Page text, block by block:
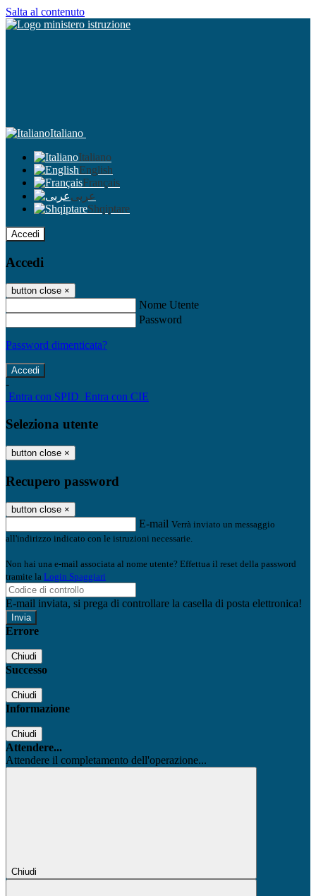
Salta al contenuto
Italiano
Italiano
English
Français
عربى
Shqiptare
Accedi
Accedi
button close ×
Nome Utente
Password
Password dimenticata?
-
Entra con SPID Entra con CIE
Seleziona utente
button close ×
Recupero password
button close ×
E-mail Verrà inviato un messaggio
all'indirizzo indicato con le istruzioni necessarie.
Non hai una e-mail associata al nome utente? Effettua il reset della password
tramite la Login Spaggiari
E-mail inviata, si prega di controllare la casella di posta elettronica!
Errore
Chiudi
Successo
Chiudi
Informazione
Chiudi
Attendere...
Attendere il completamento dell'operazione...
Chiudi